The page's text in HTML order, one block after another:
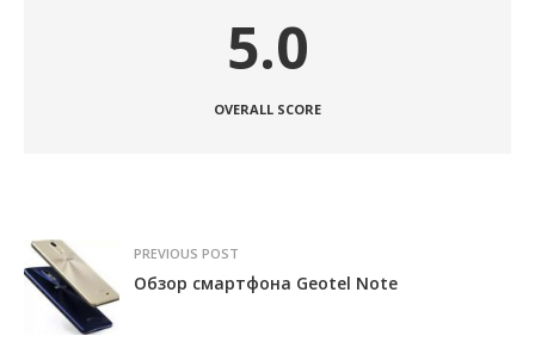
5.0
OVERALL SCORE
PREVIOUS POST
Обзор смартфона Geotel Note